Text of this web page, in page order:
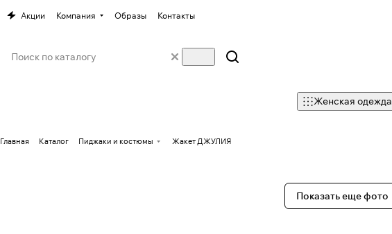
Акции Компания Образы Контакты
Женская одежда
Главная Каталог Пиджаки и костюмы Жакет ДЖУЛИЯ
Показать еще фото